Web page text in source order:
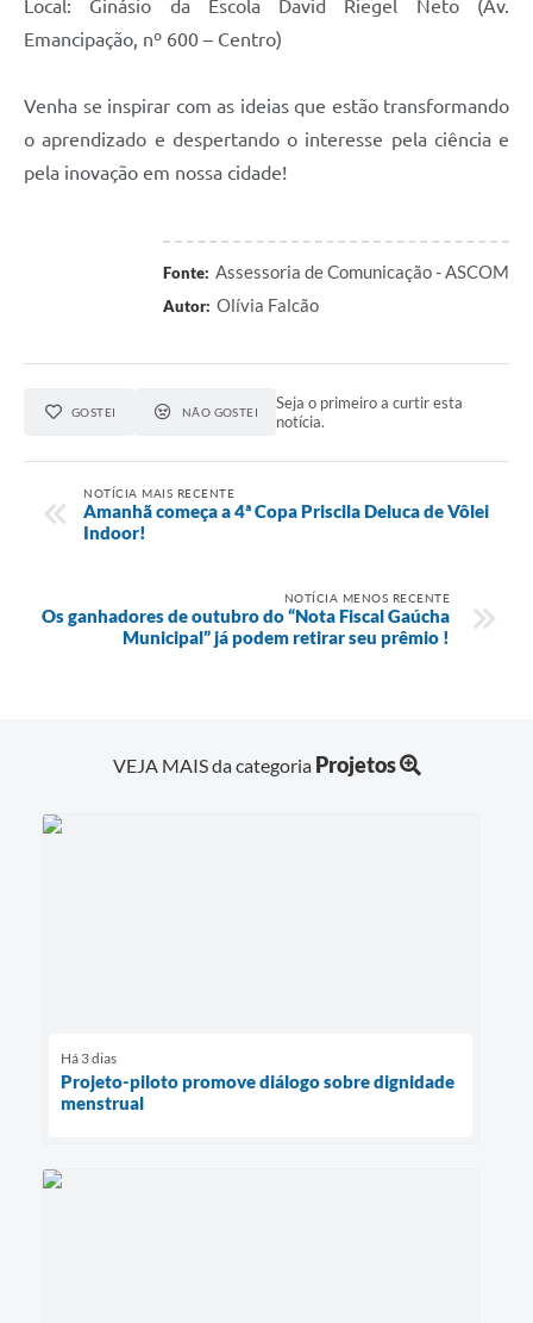
Local: Ginásio da Escola David Riegel Neto (Av.
Emancipação, nº 600 – Centro)
Venha se inspirar com as ideias que estão transformando
o aprendizado e despertando o interesse pela ciência e
pela inovação em nossa cidade!
Fonte: Assessoria de Comunicação - ASCOM
Autor: Olívia Falcão
GOSTEI NÃO GOSTEI
Seja o primeiro a curtir esta
notícia.
NOTÍCIA MAIS RECENTE
Amanhã começa a 4ª Copa Priscila Deluca de Vôlei
Indoor!
NOTÍCIA MENOS RECENTE
Os ganhadores de outubro do “Nota Fiscal Gaúcha
Municipal” já podem retirar seu prêmio !
VEJA MAIS da categoria Projetos
Há 3 dias
Projeto-piloto promove diálogo sobre dignidade
menstrual